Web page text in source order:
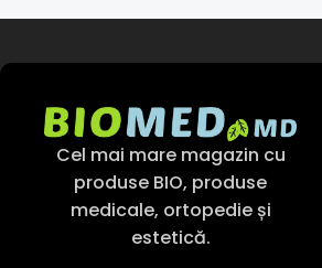
Adaugă În Coș
Cel mai mare magazin cu
produse BIO, produse
medicale, ortopedie și
estetică.